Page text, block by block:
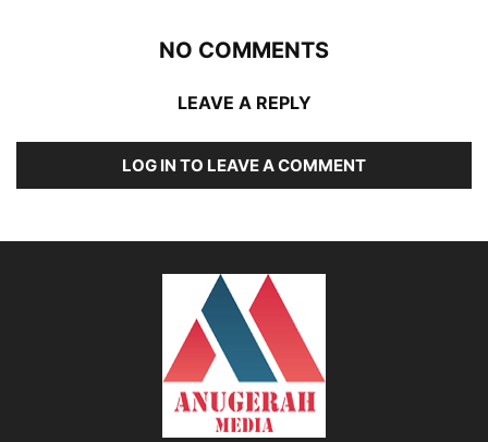
NO COMMENTS
LEAVE A REPLY
LOG IN TO LEAVE A COMMENT